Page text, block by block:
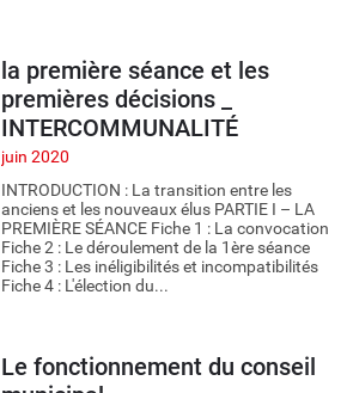
la première séance et les
premières décisions _
INTERCOMMUNALITÉ
juin 2020
INTRODUCTION : La transition entre les
anciens et les nouveaux élus PARTIE I – LA
PREMIÈRE SÉANCE Fiche 1 : La convocation
Fiche 2 : Le déroulement de la 1ère séance
Fiche 3 : Les inéligibilités et incompatibilités
Fiche 4 : L'élection du...
Le fonctionnement du conseil